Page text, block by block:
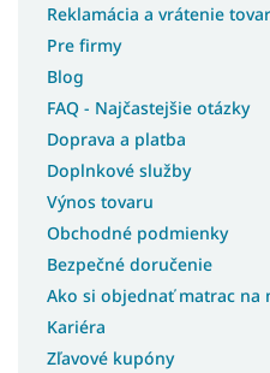
Reklamácia a vrátenie
Pre firmy
Blog
FAQ - Najčastejšie otázky
Doprava a platba
Doplnkové služby
Výnos tovaru
Obchodné podmienky
Bezpečné doručenie
Ako si objednať matrac na
Kariéra
Zľavové kupóny